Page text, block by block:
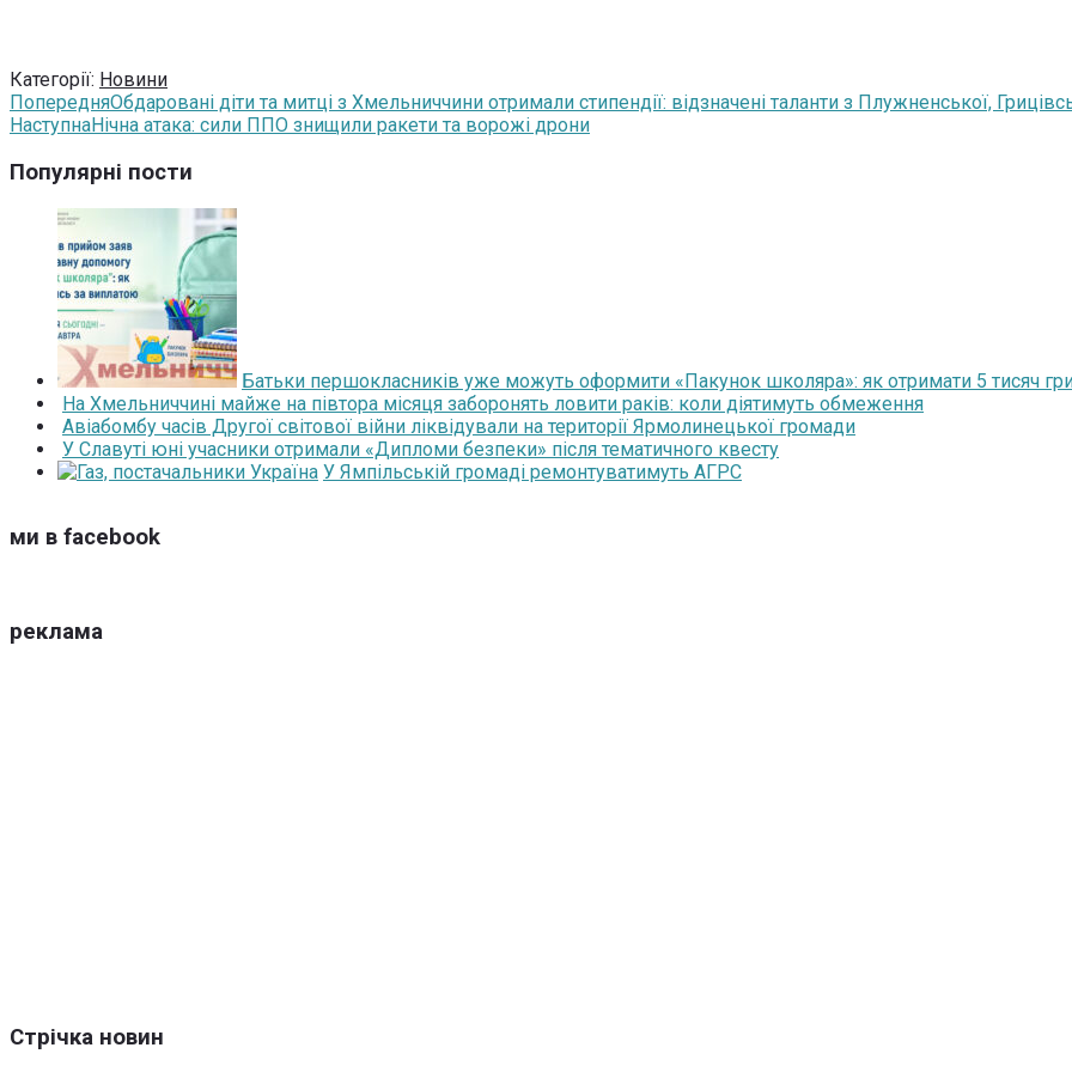
Категорії: Новини
ПопередняОбдаровані діти та митці з Хмельниччини отримали стипендії: відзначені таланти з Плужненської,
НаступнаНічна атака: сили ППО знищили ракети та ворожі дрони
Популярні пости
Батьки першокласників уже можуть оформити «Пакунок школяра»: як отримати 5 тисяч
На Хмельниччині майже на півтора місяця заборонять ловити раків: коли діятимуть обмеження
Авіабомбу часів Другої світової війни ліквідували на території Ярмолинецької громади
У Славуті юні учасники отримали «Дипломи безпеки» після тематичного квесту
У Ямпільській громаді ремонтуватимуть АГРС
ми в facebook
реклама
Стрічка новин